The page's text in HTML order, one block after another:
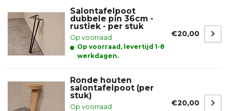
Salontafelpoot
dubbele pin 36cm -
rustiek - per stuk
Op voorraad
Op voorraad, levertijd 1-8
werkdagen.
€20,00
Ronde houten
salontafelpoot (per
stuk)
Op voorraad
€20,00